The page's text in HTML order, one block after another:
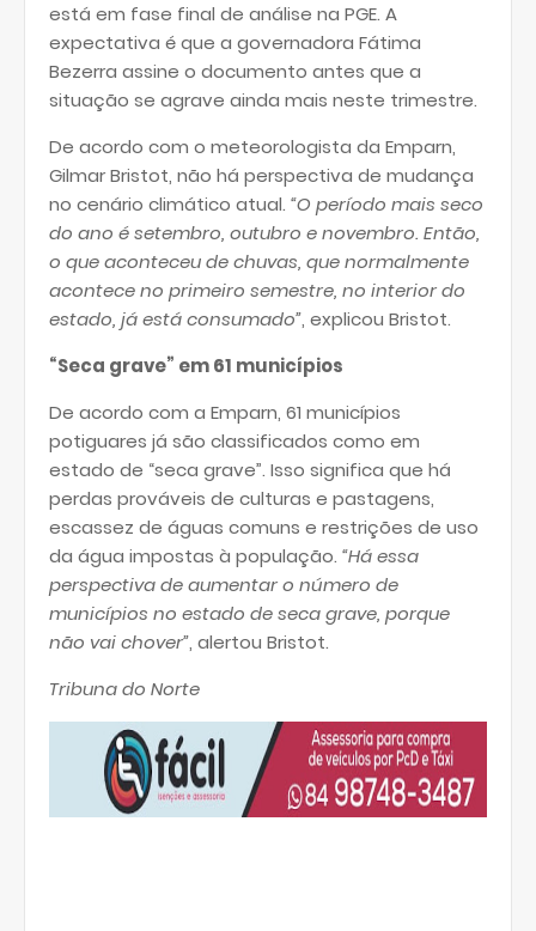
está em fase final de análise na PGE. A
expectativa é que a governadora Fátima
Bezerra assine o documento antes que a
situação se agrave ainda mais neste trimestre.
De acordo com o meteorologista da Emparn,
Gilmar Bristot, não há perspectiva de mudança
no cenário climático atual. “O período mais seco
do ano é setembro, outubro e novembro. Então,
o que aconteceu de chuvas, que normalmente
acontece no primeiro semestre, no interior do
estado, já está consumado”, explicou Bristot.
“Seca grave” em 61 municípios
De acordo com a Emparn, 61 municípios
potiguares já são classificados como em
estado de “seca grave”. Isso significa que há
perdas prováveis de culturas e pastagens,
escassez de águas comuns e restrições de uso
da água impostas à população. “Há essa
perspectiva de aumentar o número de
municípios no estado de seca grave, porque
não vai chover”, alertou Bristot.
Tribuna do Norte